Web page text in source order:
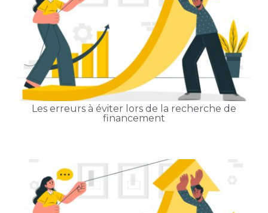
Les erreurs à éviter lors de la recherche de
financement